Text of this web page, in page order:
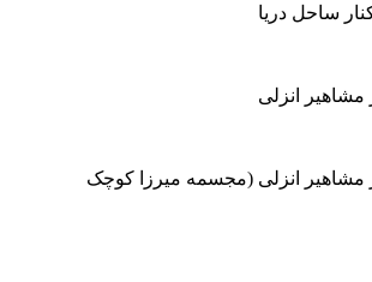
ساحل دریا
مشاهیر انزلی
مشاهیر انزلی (مجسمه میرزا کوچک